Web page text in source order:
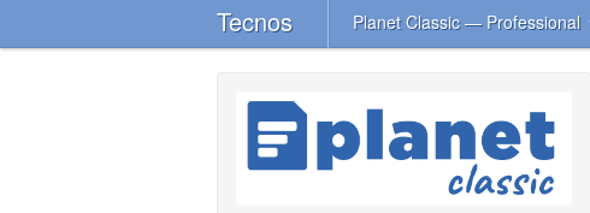
Tecnos Planet Classic — Professional